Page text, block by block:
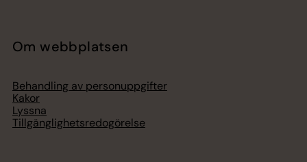
Om webbplatsen
Behandling av personuppgifter
Kakor
Lyssna
Tillgänglighetsredogörelse